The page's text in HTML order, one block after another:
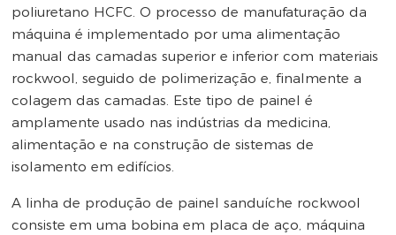
poliuretano HCFC. O processo de manufaturação da
máquina é implementado por uma alimentação
manual das camadas superior e inferior com materiais
rockwool, seguido de polimerização e, finalmente a
colagem das camadas. Este tipo de painel é
amplamente usado nas indústrias da medicina,
alimentação e na construção de sistemas de
isolamento em edifícios.
A linha de produção de painel sanduíche rockwool
consiste em uma bobina em placa de aço, máquina